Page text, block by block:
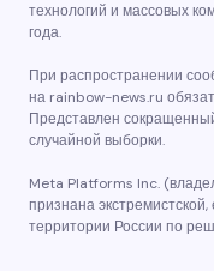
технологий и массовых
года.
При распространении
на rainbow-news.ru
Представлен
случайной выборки.
Meta Platforms Inc.
признана
территории России по